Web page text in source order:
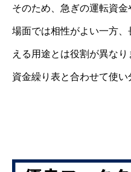
そのため、急ぎの運転資
場面では相性がよい一方
える用途とは役割が異なり
資金繰り表と合わせて使い